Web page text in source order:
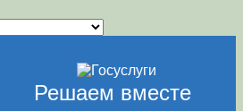
Решаем вместе